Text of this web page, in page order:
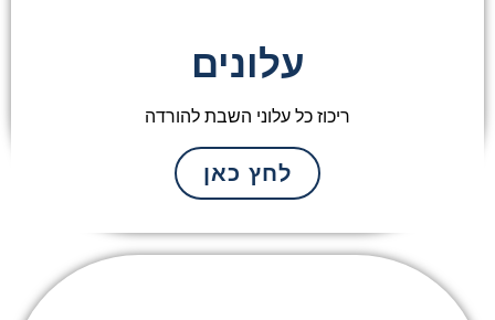
עלונים
ריכוז כל עלוני השבת להורדה
לחץ כאן